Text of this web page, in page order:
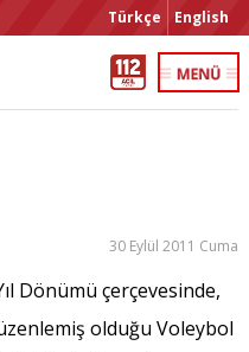
Türkçe English
30 Eylül 2011 Cuma
Dönümü çerçevesinde,
olduğu Voleybol